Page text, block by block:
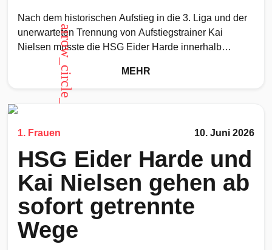
Nach dem historischen Aufstieg in die 3. Liga und der
unerwarteten Trennung von Aufstiegstrainer Kai
Nielsen musste die HSG Eider Harde innerhalb
kürzester Zeit eine
arrow_circle_up MEHR
1. Frauen 10. Juni 2026
HSG Eider Harde und
Kai Nielsen gehen ab
sofort getrennte
Wege